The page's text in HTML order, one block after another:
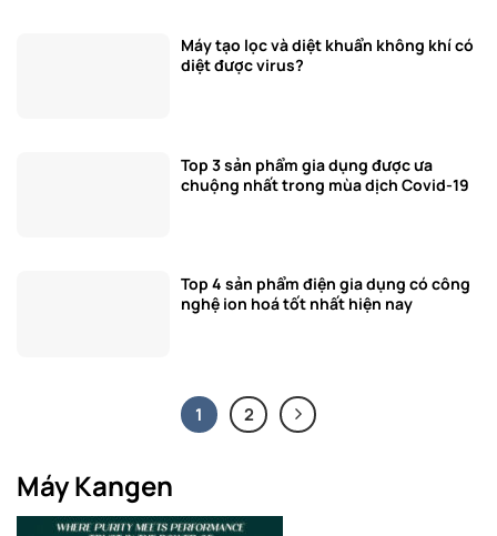
Máy tạo lọc và diệt khuẩn không khí có
diệt được virus?
Top 3 sản phẩm gia dụng được ưa
chuộng nhất trong mùa dịch Covid-19
Top 4 sản phẩm điện gia dụng có công
nghệ ion hoá tốt nhất hiện nay
1 2
Máy Kangen